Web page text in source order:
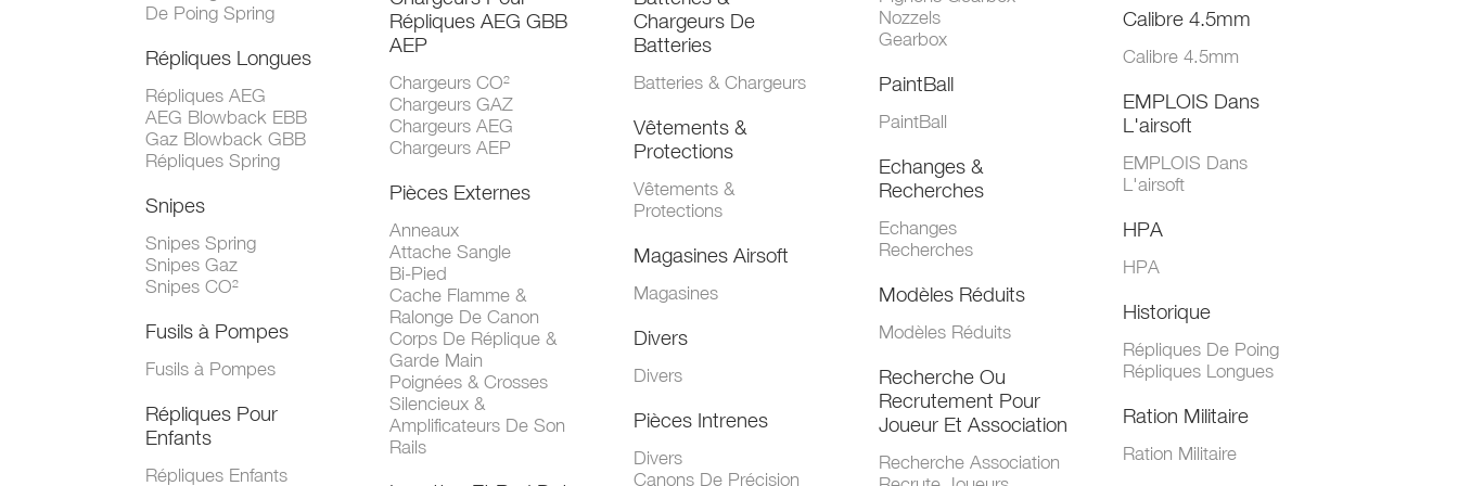
De Poing Spring
Répliques Longues
Répliques AEG
AEG Blowback EBB
Gaz Blowback GBB
Répliques Spring
Snipes
Snipes Spring
Snipes Gaz
Snipes CO²
Fusils à Pompes
Fusils à Pompes
Répliques Pour
Enfants
Répliques Enfants
Répliques AEG GBB
AEP
Chargeurs CO²
Chargeurs GAZ
Chargeurs AEG
Chargeurs AEP
Pièces Externes
Anneaux
Attache Sangle
Bi-Pied
Cache Flamme &
Ralonge De Canon
Corps De Réplique &
Garde Main
Poignées & Crosses
Silencieux &
Amplificateurs De Son
Rails
Chargeurs De
Batteries
Batteries & Chargeurs
Vêtements &
Protections
Vêtements &
Protections
Magasines Airsoft
Magasines
Divers
Divers
Pièces Intrenes
Divers
Canons De Précision
Nozzels
Gearbox
PaintBall
PaintBall
Echanges &
Recherches
Echanges
Recherches
Modèles Réduits
Modèles Réduits
Recherche Ou
Recrutement Pour
Joueur Et Association
Recherche Association
Calibre 4.5mm
Calibre 4.5mm
EMPLOIS Dans
L'airsoft
EMPLOIS Dans
L'airsoft
HPA
HPA
Historique
Répliques De Poing
Répliques Longues
Ration Militaire
Ration Militaire